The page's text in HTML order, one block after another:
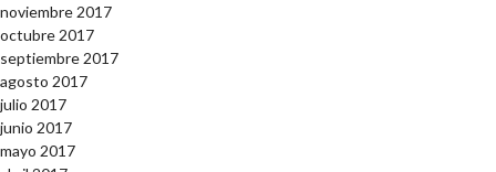
noviembre 2017
octubre 2017
septiembre 2017
agosto 2017
julio 2017
junio 2017
mayo 2017